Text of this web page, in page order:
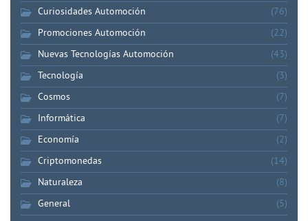
Curiosidades Automoción
(76)
Promociones Automoción
(22)
Nuevas Tecnologías Automoción
(43)
Tecnología
(3)
Cosmos
(7)
Informática
(7)
Economía
(2)
Criptomonedas
(14)
Naturaleza
(8)
General
(5)